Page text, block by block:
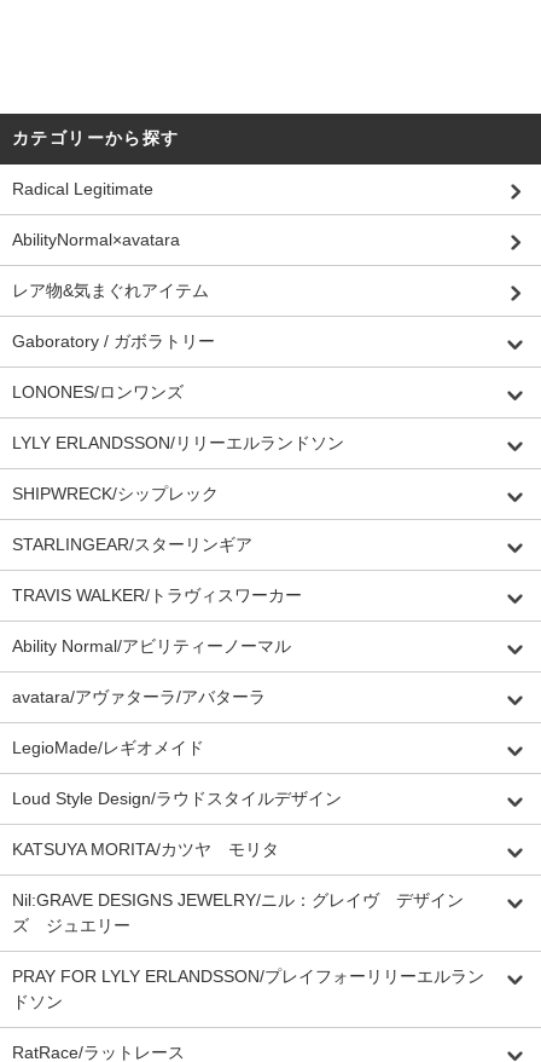
カテゴリーから探す
Radical Legitimate
AbilityNormal×avatara
レア物&気まぐれアイテム
Gaboratory / ガボラトリー
LONONES/ロンワンズ
LYLY ERLANDSSON/リリーエルランドソン
SHIPWRECK/シップレック
STARLINGEAR/スターリンギア
TRAVIS WALKER/トラヴィスワーカー
Ability Normal/アビリティーノーマル
avatara/アヴァターラ/アバターラ
LegioMade/レギオメイド
Loud Style Design/ラウドスタイルデザイン
KATSUYA MORITA/カツヤ モリタ
Nil:GRAVE DESIGNS JEWELRY/ニル：グレイヴ デザイン
ズ ジュエリー
PRAY FOR LYLY ERLANDSSON/プレイフォーリリーエルラン
ドソン
RatRace/ラットレース